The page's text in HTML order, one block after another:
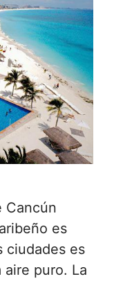
Cancún
es
ciudades es
puro. La